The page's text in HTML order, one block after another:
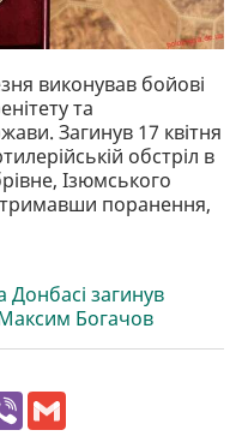
виконував бойові
та
Загинув 17 квітня
обстріл в
Ізюмського
поранення,
загинув
Богачов
V